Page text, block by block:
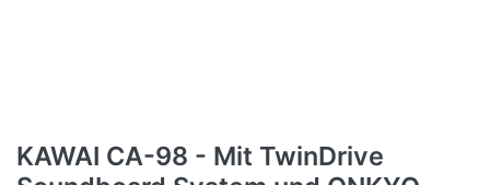
KAWAI CA-98 - Mit TwinDrive